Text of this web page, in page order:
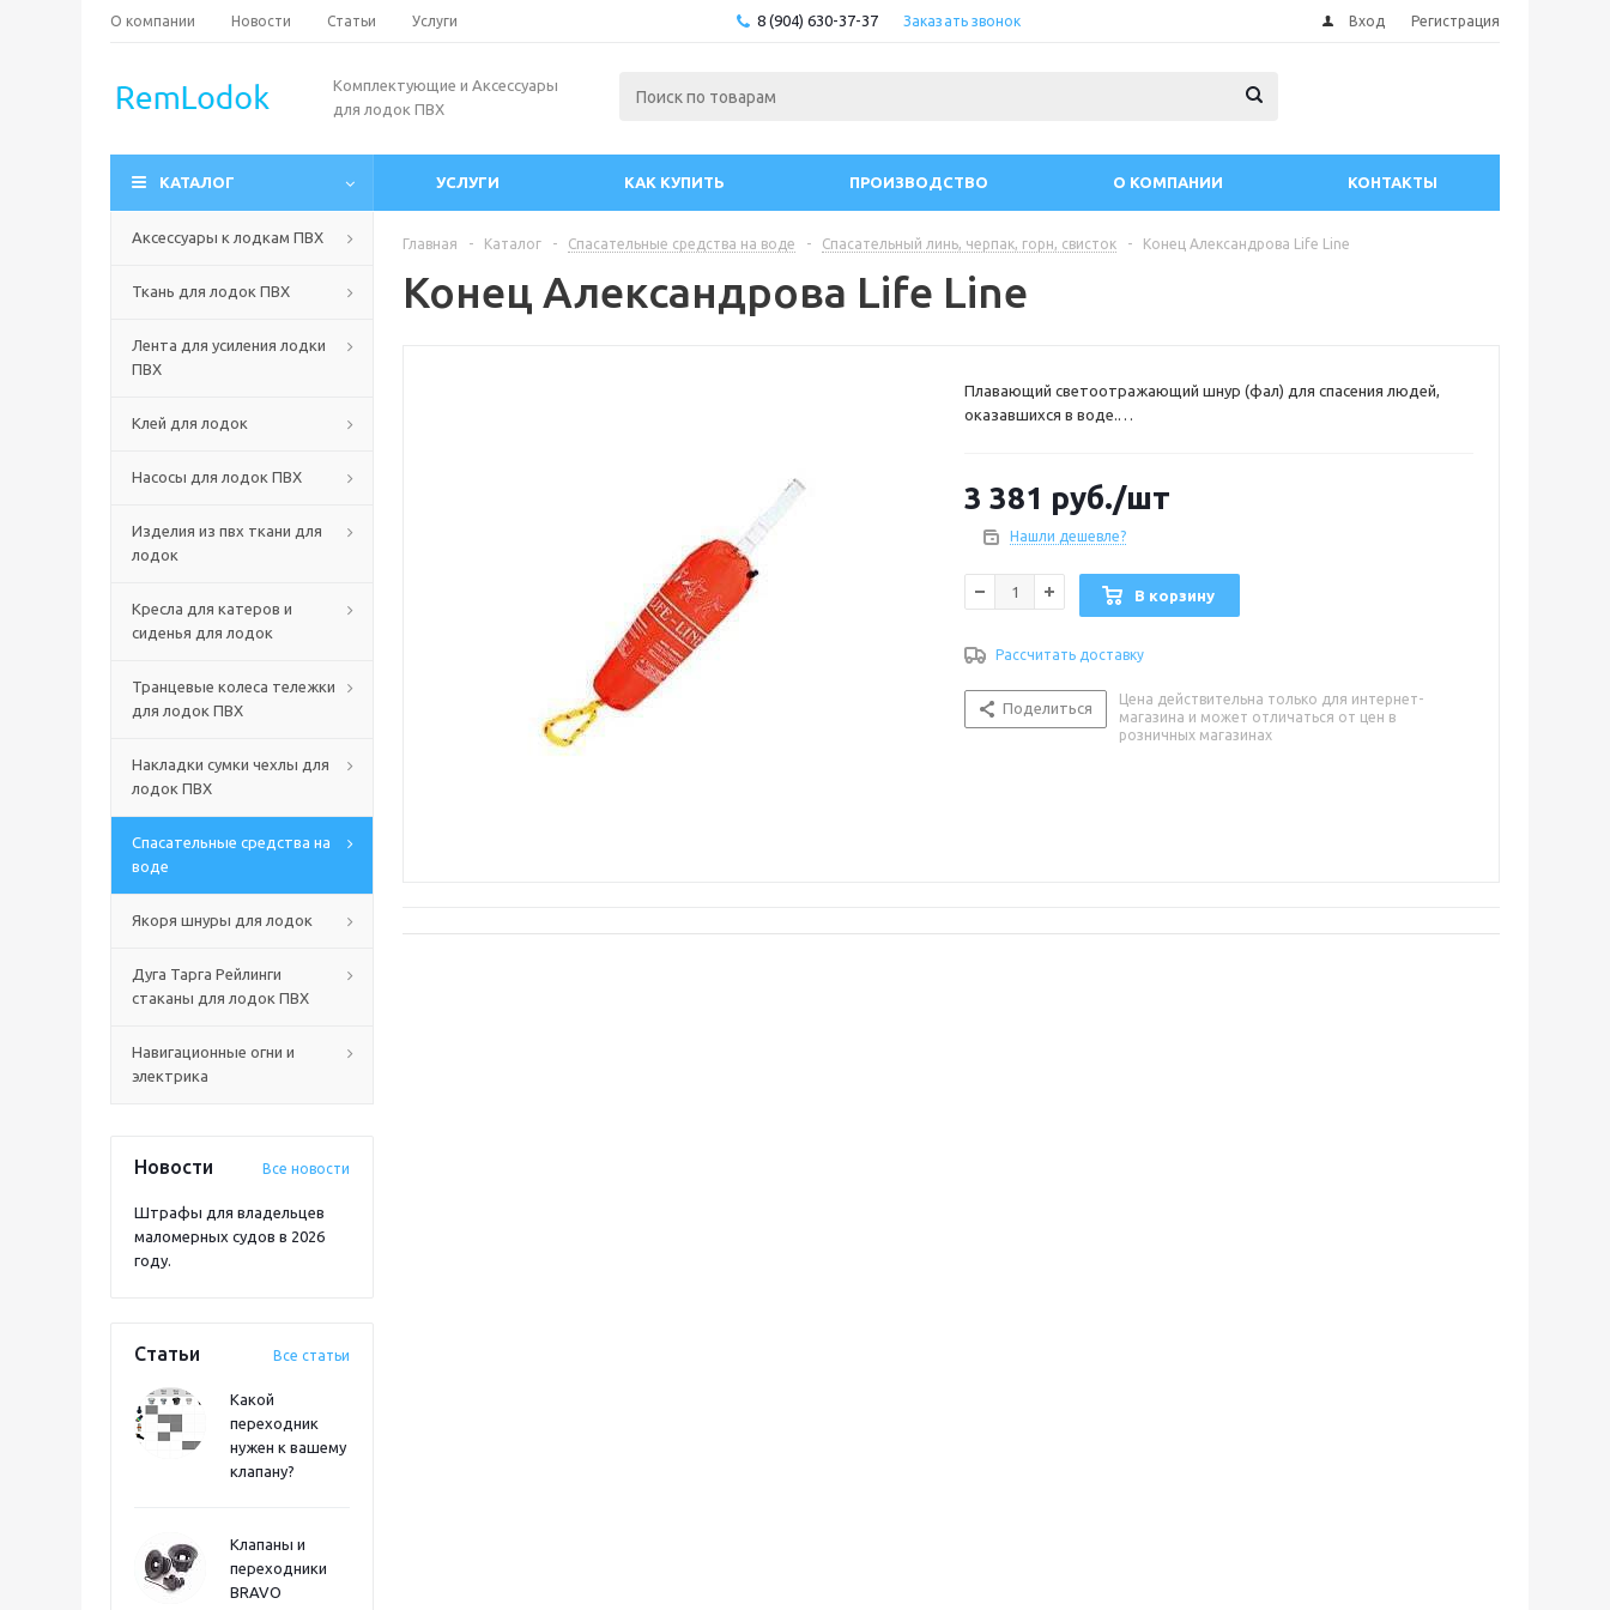
О компании Новости Статьи Услуги 8 (904) 630-37-37 Заказать звонок Вход Регистрация
Комплектующие и Аксессуары
для лодок ПВХ
КАТАЛОГ УСЛУГИ КАК КУПИТЬ ПРОИЗВОДСТВО О КОМПАНИИ КОНТАКТЫ
Аксессуары к лодкам ПВХ
Ткань для лодок ПВХ
Лента для усиления лодки
ПВХ
Клей для лодок
Насосы для лодок ПВХ
Изделия из пвх ткани для
лодок
Кресла для катеров и
сиденья для лодок
Транцевые колеса тележки
для лодок ПВХ
Накладки сумки чехлы для
лодок ПВХ
Спасательные средства на
воде
Якоря шнуры для лодок
Дуга Тарга Рейлинги
стаканы для лодок ПВХ
Навигационные огни и
электрика
Новости Все новости
Штрафы для владельцев
маломерных судов в 2026
году.
Статьи Все статьи
Какой
переходник
нужен к вашему
клапану?
Клапаны и
переходники
BRAVO
Главная - Каталог - Спасательные средства на воде - Спасательный линь, черпак, горн, свисток - Конец Александрова Life Line
Конец Александрова Life Line
Плавающий светоотражающий шнур (фал) для спасения людей,
оказавшихся в воде.
3 381 руб./шт
Нашли дешевле?
В корзину
Рассчитать доставку
Поделиться
Цена действительна только для интернет-
магазина и может отличаться от цен в
розничных магазинах